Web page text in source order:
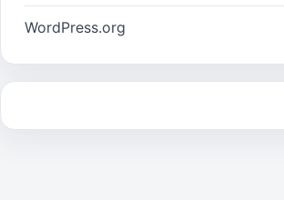
WordPress.org